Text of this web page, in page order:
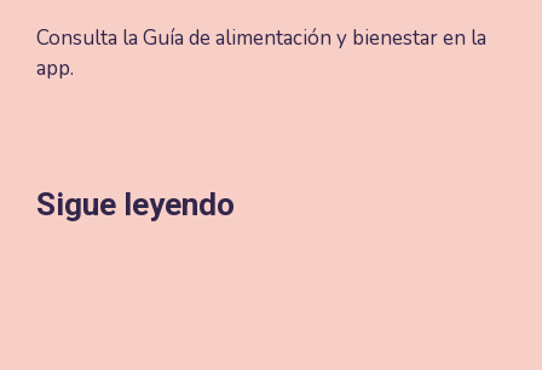
Consulta la Guía de alimentación y bienestar en la
app.
Sigue leyendo